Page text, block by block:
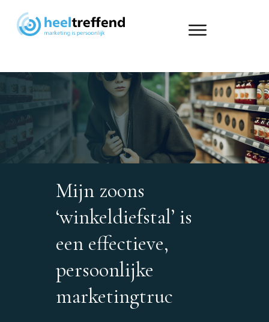
Mijn zoons
‘winkeldiefstal’ is
een effectieve,
persoonlijke
marketingtruc